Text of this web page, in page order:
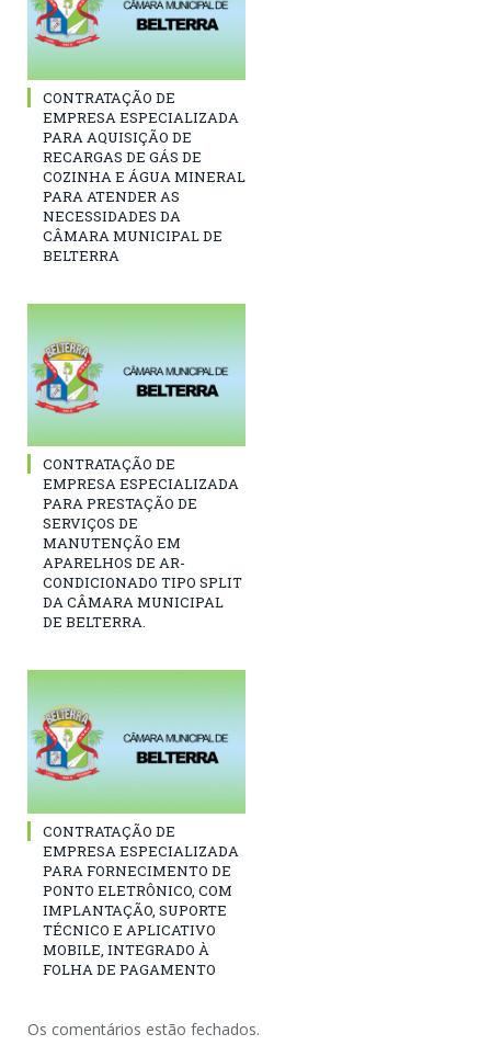
CONTRATAÇÃO DE
EMPRESA ESPECIALIZADA
PARA AQUISIÇÃO DE
RECARGAS DE GÁS DE
COZINHA E ÁGUA MINERAL
PARA ATENDER AS
NECESSIDADES DA
CÂMARA MUNICIPAL DE
BELTERRA
CONTRATAÇÃO DE
EMPRESA ESPECIALIZADA
PARA PRESTAÇÃO DE
SERVIÇOS DE
MANUTENÇÃO EM
APARELHOS DE AR-
CONDICIONADO TIPO SPLIT
DA CÂMARA MUNICIPAL
DE BELTERRA.
CONTRATAÇÃO DE
EMPRESA ESPECIALIZADA
PARA FORNECIMENTO DE
PONTO ELETRÔNICO, COM
IMPLANTAÇÃO, SUPORTE
TÉCNICO E APLICATIVO
MOBILE, INTEGRADO À
FOLHA DE PAGAMENTO
Os comentários estão fechados.